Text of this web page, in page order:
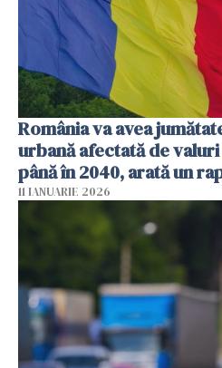
România va avea
urbană afectată de
până în 2040, arată un
11 IANUARIE 2026